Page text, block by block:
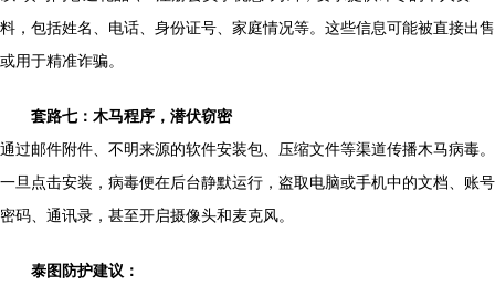
料，包括姓名、电话、身份证号、家庭情况等。这些信息可能被直接出售
或用于精准诈骗。
套路七：木马程序，潜伏窃密
通过邮件附件、不明来源的软件安装包、压缩文件等渠道传播木马病毒。
一旦点击安装，病毒便在后台静默运行，盗取电脑或手机中的文档、账号
密码、通讯录，甚至开启摄像头和麦克风。
泰图防护建议：